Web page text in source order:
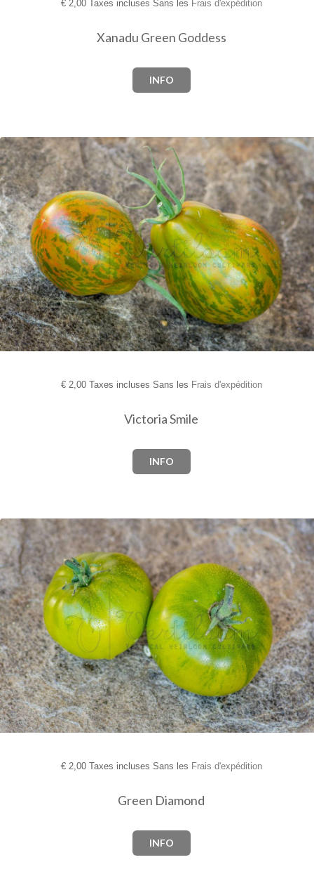
€2,00 Taxes incluses Sans les Frais d'expédition
Xanadu Green Goddess
INFO
€2,00 Taxes incluses Sans les Frais d'expédition
Victoria Smile
INFO
€2,00 Taxes incluses Sans les Frais d'expédition
Green Diamond
INFO